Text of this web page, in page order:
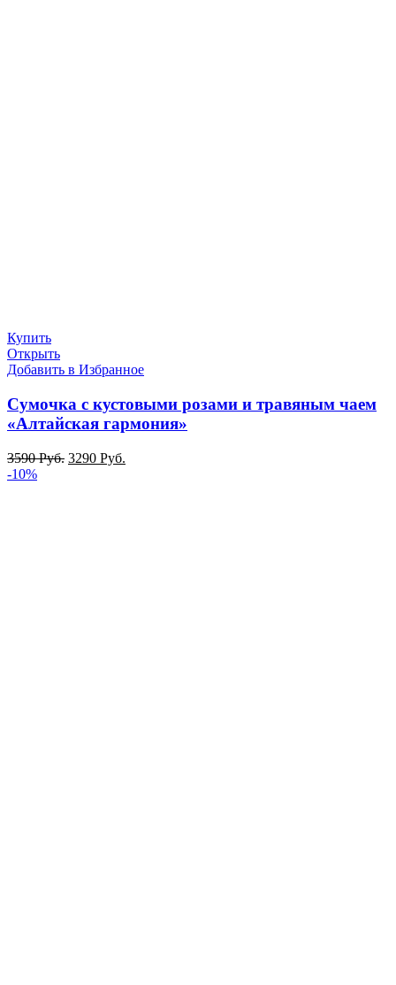
Купить
Открыть
Добавить в Избранное
Сумочка с кустовыми розами и травяным чаем
«Алтайская гармония»
3590Руб. 3290 Руб.
-10%